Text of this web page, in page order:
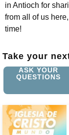
in Antioch for
from all of us
time!
Take your
ASK YOUR
QUESTIONS